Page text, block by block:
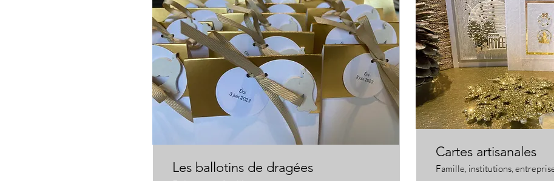
Les ballotins de dragées
Cartes artisanales
Famille, institutions,